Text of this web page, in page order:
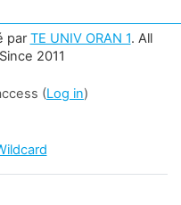
par TE UNIV ORAN 1. All
2011
(Log in)